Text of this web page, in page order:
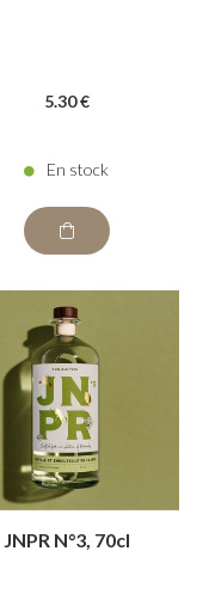
5.30 €
En stock
JNPR N°3, 70cl